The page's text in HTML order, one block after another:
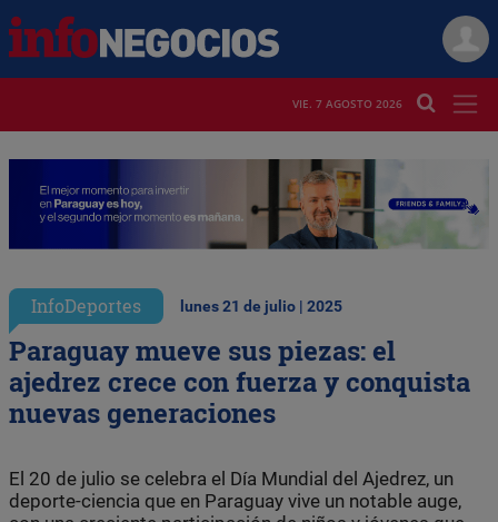
VIE. 7 AGOSTO 2026
InfoDeportes lunes 21 de julio | 2025
Paraguay mueve sus piezas: el
ajedrez crece con fuerza y conquista
nuevas generaciones
El 20 de julio se celebra el Día Mundial del Ajedrez, un
deporte-ciencia que en Paraguay vive un notable auge,